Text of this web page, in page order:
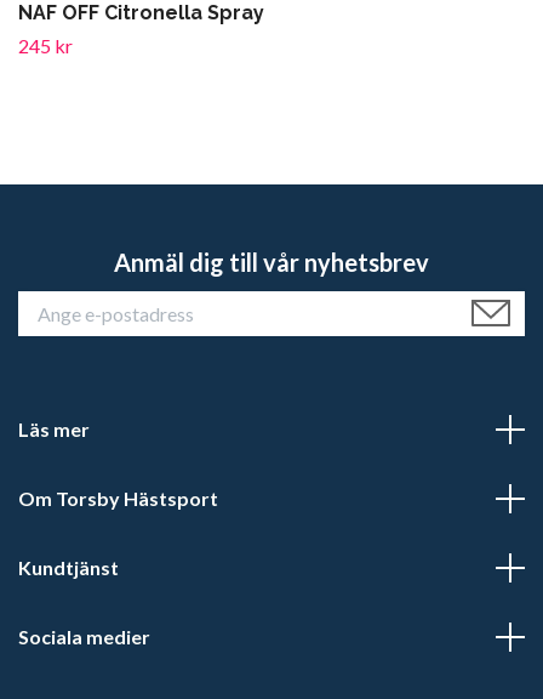
NAF OFF Citronella Spray
245 kr
Anmäl dig till vår nyhetsbrev
Läs mer
Om Torsby Hästsport
Kundtjänst
Sociala medier